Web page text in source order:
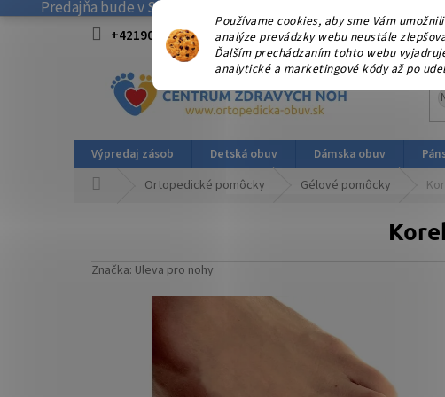
Používame cookies, aby sme Vám
analýze prevádzky webu neustále
Ďalším prechádzaním tohto webu
analytické a marketingové kódy až po
Predajňa bude v SOBOTU 08.08.2026 ZATVORENÁ! .
+421908915827 od 15:00-17:00 hod.
Výpredaj zásob Detská obuv Dámska obuv
Ortopedické pomôcky Gélové pomôcky
Značka: Uleva pro nohy